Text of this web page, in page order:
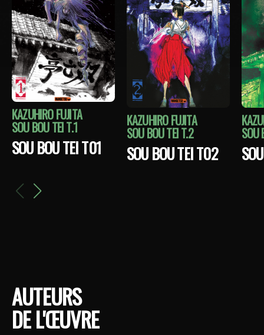
KAZUHIRO FUJITA
SOU BOU TEI T.1
SOU BOU TEI T01
KAZUHIRO FUJITA
SOU BOU TEI T.2
SOU BOU TEI T02
SOU
AUTEURS
DE L'ŒUVRE